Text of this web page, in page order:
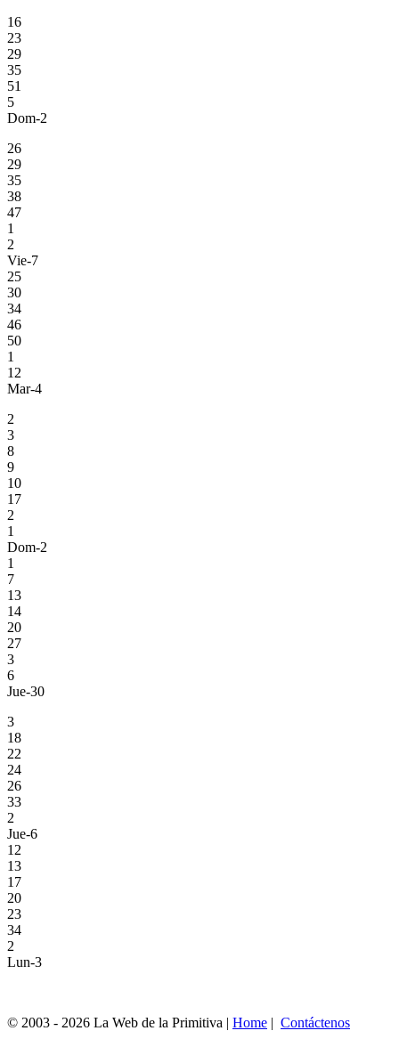
16
23
29
35
51
5
Dom-2
26
29
35
38
47
1
2
Vie-7
25
30
34
46
50
1
12
Mar-4
2
3
8
9
10
17
2
1
Dom-2
1
7
13
14
20
27
3
6
Jue-30
3
18
22
24
26
33
2
Jue-6
12
13
17
20
23
34
2
Lun-3
© 2003 - 2026 La Web de la Primitiva | Home | Contáctenos